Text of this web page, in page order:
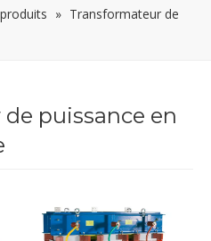
» Transformateur de
puissance en